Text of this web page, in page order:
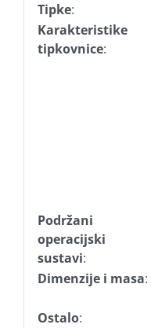
Tipke:
Karakteristike
tipkovnice:
Podržani
operacijski
sustavi:
Dimenzije i masa:
Ostalo: